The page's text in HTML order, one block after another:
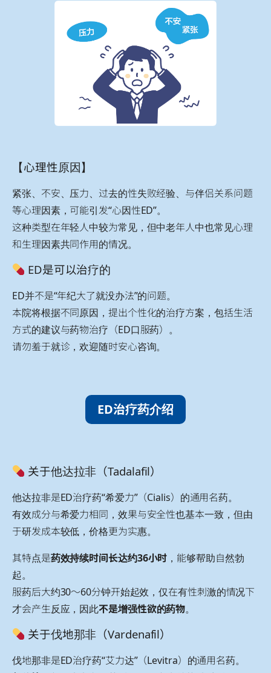
【心理性原因】
紧张、不安、压力、过去的性失败经验、与伴侣关系问题
等心理因素，可能引发“心因性ED”。
这种类型在年轻人中较为常见，但中老年人中也常见心理
和生理因素共同作用的情况。
ED是可以治疗的
ED并不是“年纪大了就没办法”的问题。
本院将根据不同原因，提出个性化的治疗方案，包括生活
方式的建议与药物治疗（ED口服药）。
请勿羞于就诊，欢迎随时安心咨询。
ED治疗药介绍
关于他达拉非（Tadalafil）
他达拉非是ED治疗药“希爱力”（Cialis）的通用名药。
有效成分与希爱力相同，效果与安全性也基本一致，但由
于研发成本较低，价格更为实惠。
其特点是药效持续时间长达约36小时 ，能够帮助自然勃
起。
服药后大约30～60分钟开始起效，仅在有性刺激的情况下
才会产生反应，因此不是增强性欲的药物。
关于伐地那非（Vardenafil）
伐地那非是ED治疗药“艾力达”（Levitra）的通用名药。